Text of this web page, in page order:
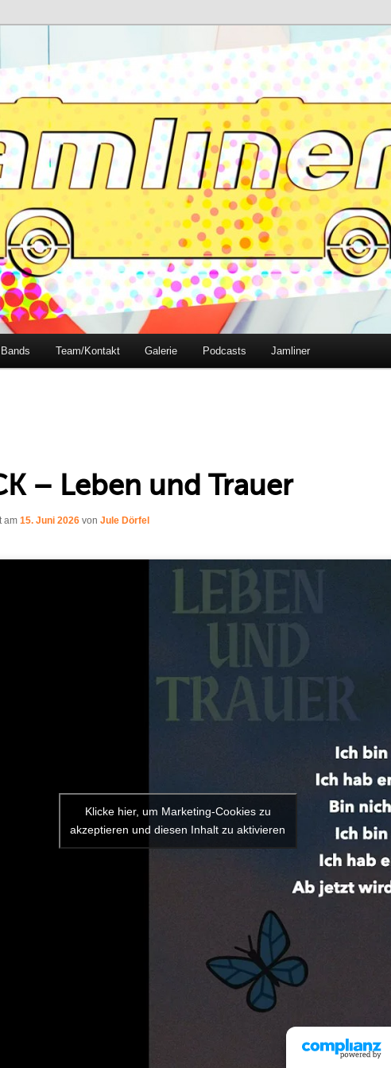
Bands Team/Kontakt Galerie Podcasts Jamliner
– Leben und Trauer
am 15. Juni 2026 von Jule Dörfel
Klicke hier, um Marketing-Cookies zu
akzeptieren und diesen Inhalt zu aktivieren